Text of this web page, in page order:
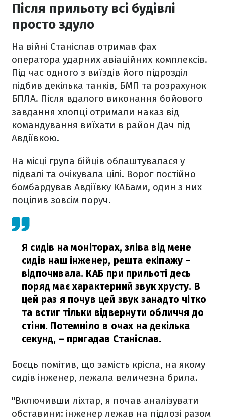
Після прильоту всі будівлі
просто здуло
На війні Станіслав отримав фах
оператора ударних авіаційних комплексів.
Під час одного з виїздів його підрозділ
підбив декілька танків, БМП та розрахунок
БПЛА. Після вдалого виконання бойового
завдання хлопці отримали наказ від
командування виїхати в район Дач під
Авдіївкою.
На місці група бійців облаштувалася у
підвалі та очікувала цілі. Ворог постійно
бомбардував Авдіївку КАБами, один з них
поцілив зовсім поруч.
Я сидів на моніторах, зліва від мене
сидів наш інженер, решта екіпажу –
відпочивала. КАБ при прильоті десь
поряд має характерний звук хрусту. В
цей раз я почув цей звук занадто чітко
та встиг тільки відвернути обличчя до
стіни. Потемніло в очах на декілька
секунд, – пригадав Станіслав.
Боєць помітив, що замість крісла, на якому
сидів інженер, лежала величезна брила.
"Включивши ліхтар, я почав аналізувати
обставини: інженер лежав на підлозі разом